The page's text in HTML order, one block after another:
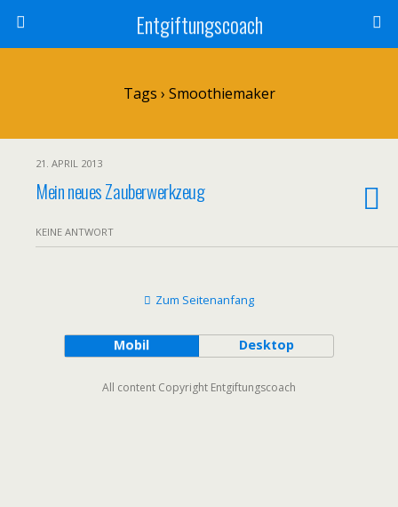
Entgiftungscoach
Tags › Smoothiemaker
21. APRIL 2013
Mein neues Zauberwerkzeug
KEINE ANTWORT
Zum Seitenanfang
Mobil Desktop
All content Copyright Entgiftungscoach